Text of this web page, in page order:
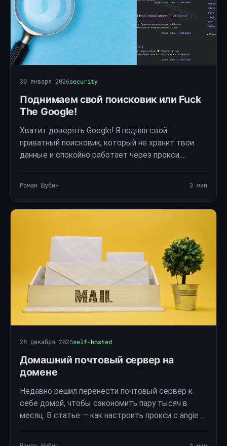
30 января 2026security
Поднимаем свой поисковик или Fuck
The Google!
Хватит доверять Google! Я поднял свой
приватный поисковик, который не хранит твои
данные и спокойно работает через прокси.
Роман Шубин 3 мин
28 декабря 2025self-hosted
Домашний почтовый сервер на
домене
Недавно решил перенести почтовый сервер к
себе домой, чтобы сэкономить пару тысяч в
месяц. В статье — как настроить прокси с angie и